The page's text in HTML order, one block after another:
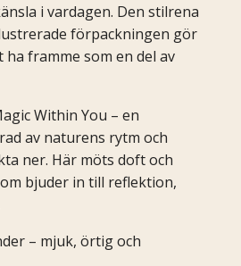
i vardagen. Den stilrena
förpackningen gör
ha framme som en del av
Within You – en
av naturens rytm och
ner. Här möts doft och
bjuder in till reflektion,
– mjuk, örtig och